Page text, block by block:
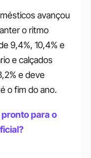
avançou
o ritmo
9,4%, 10,4% e
e calçados
e deve
o fim do ano.
para o